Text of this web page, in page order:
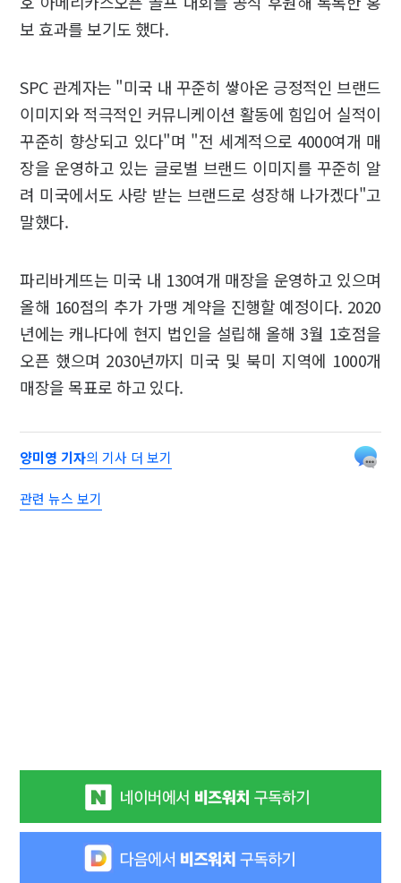
보 효과를 보기도 했다.
SPC 관계자는 "미국 내 꾸준히 쌓아온 긍정적인 브랜드
이미지와 적극적인 커뮤니케이션 활동에 힘입어 실적이
꾸준히 향상되고 있다"며 "전 세계적으로 4000여개 매
장을 운영하고 있는 글로벌 브랜드 이미지를 꾸준히 알
려 미국에서도 사랑 받는 브랜드로 성장해 나가겠다"고
말했다.
파리바게뜨는 미국 내 130여개 매장을 운영하고 있으며
올해 160점의 추가 가맹 계약을 진행할 예정이다. 2020
년에는 캐나다에 현지 법인을 설립해 올해 3월 1호점을
오픈 했으며 2030년까지 미국 및 북미 지역에 1000개
매장을 목표로 하고 있다.
양미영 기자의 기사 더 보기
관련 뉴스 보기